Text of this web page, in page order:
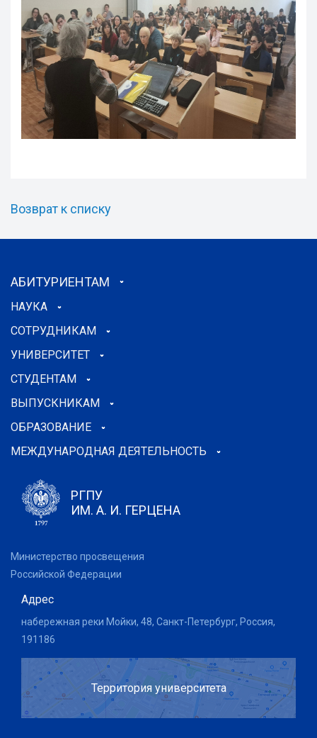
Возврат к списку
АБИТУРИЕНТАМ
НАУКА
СОТРУДНИКАМ
УНИВЕРСИТЕТ
СТУДЕНТАМ
ВЫПУСКНИКАМ
ОБРАЗОВАНИЕ
МЕЖДУНАРОДНАЯ ДЕЯТЕЛЬНОСТЬ
РГПУ
ИМ. А. И. ГЕРЦЕНА
Министерство просвещения
Российской Федерации
Адрес
набережная реки Мойки, 48, Санкт-Петербург, Россия,
191186
Территория университета